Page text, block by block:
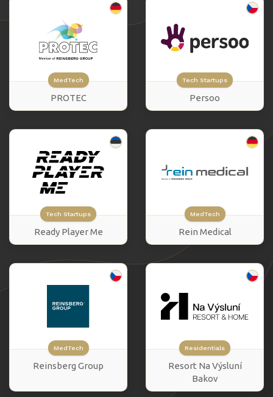
MedTech
PROTEC
Tech Startups
Persoo
Tech Startups
Ready Player Me
MedTech
Rein Medical
MedTech
Reinsberg Group
Residentials
Resort Na Výsluní
Bakov